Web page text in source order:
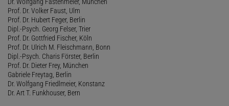
Prof. Dr. Volker Faust, Ulm
Prof. Dr. Hubert Feger, Berlin
Dipl.-Psych. Georg Felser, Trier
Prof. Dr. Gottfried Fischer, Köln
Prof. Dr. Ulrich M. Fleischmann, Bonn
Dipl.-Psych. Charis Förster, Berlin
Prof. Dr. Dieter Frey, München
Gabriele Freytag, Berlin
Dr. Wolfgang Friedlmeier, Konstanz
Dr. Art T. Funkhouser, Bern